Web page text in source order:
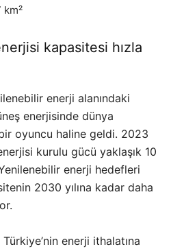
km²
kapasitesi hızla
enerji alanındaki
enerjisinde dünya
oyuncu haline geldi. 2023
kurulu gücü yaklaşık 10
enerji hedefleri
2030 yılına kadar daha
enerji ithalatına